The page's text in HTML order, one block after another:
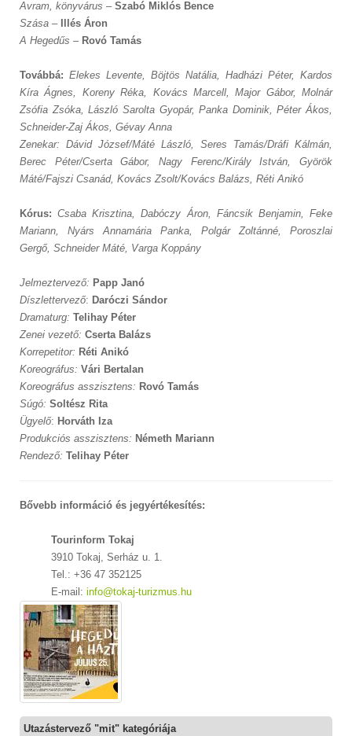
Avram, könyvárus – Szabó Miklós Bence
Szása –
Illés Áron
A Hegedűs – Rovó Tamás
Továbbá: Elekes Levente, Böjtös Natália, Hadházi Péter, Kardos
Kíra Ágnes, Koreny Réka, Kovács Marcell, Major Gábor, Molnár
Zsófia Zsóka, László Sarolta Gyopár, Panka Dominik, Péter Ákos,
Schneider-Zaj Ákos, Gévay Anna
Zenekar: Dávid József/Máté László, Seres Tamás/Dráfi Kálmán,
Berec Péter/Cserta Gábor, Nagy Ferenc/Király István, Györök
Máté/Fajszi Csanád, Kovács Zsolt/Kovács Balázs, Réti Anikó
Kórus: Csaba Krisztina, Dabóczy Áron, Fáncsik Benjamin, Feke
Mariann, Nyárs Annamária Panka, Polgár Zoltánné, Poroszlai
Gergő, Schneider Máté, Varga Koppány
Jelmeztervező: Papp Janó
Díszlettervező: Daróczi Sándor
Dramaturg: Telihay Péter
Zenei vezető: Cserta Balázs
Korrepetitor: Réti Anikó
Koreográfus: Vári Bertalan
Koreográfus asszisztens: Rovó Tamás
Súgó: Soltész Rita
Ügyelő: Horváth Iza
Produkciós asszisztens: Németh Mariann
Rendező: Telihay Péter
Bővebb információ és jegyértékesítés:
Tourinform Tokaj
3910 Tokaj, Serház u. 1.
Tel.: +36 47 352125
E-mail: info@tokaj-turizmus.hu
Utazástervező "mit" kategóriája